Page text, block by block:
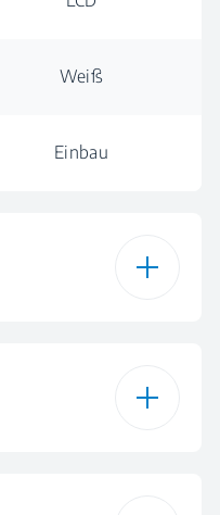
Weiß
Einbau